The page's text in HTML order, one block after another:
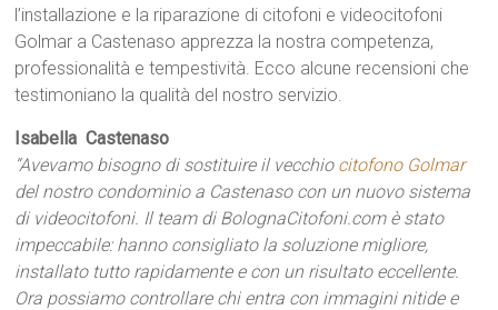
l’installazione e la riparazione di citofoni e videocitofoni
Golmar a Castenaso apprezza la nostra competenza,
professionalità e tempestività. Ecco alcune recensioni che
testimoniano la qualità del nostro servizio.
Isabella  Castenaso
“Avevamo bisogno di sostituire il vecchio citofono Golmar
del nostro condominio a Castenaso con un nuovo sistema
di videocitofoni. Il team di BolognaCitofoni.com è stato
impeccabile: hanno consigliato la soluzione migliore,
installato tutto rapidamente e con un risultato eccellente.
Ora possiamo controllare chi entra con immagini nitide e